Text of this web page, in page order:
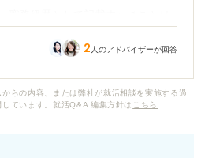
職務経歴として記載すべきことは
、正直職務経歴書を書きたくあり
い期間かもしれないですが、個人
2 人のアドバイザーが回答
らの内容、または弊社が就活相談を実施する過
ています。就活Q&A 編集方針は こちら